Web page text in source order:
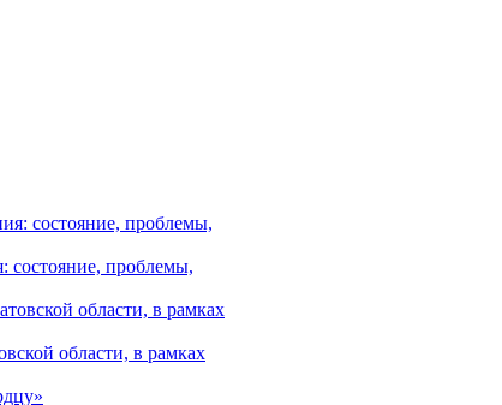
состояние, проблемы,
области, в рамках